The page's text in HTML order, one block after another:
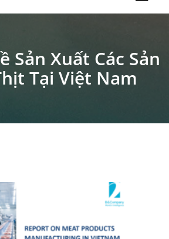
Sản Xuất Các Sản
Tại Việt Nam